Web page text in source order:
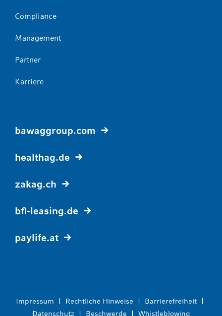
Compliance
Management
Partner
Karriere
bawaggroup.com
healthag.de
zakag.ch
bfl-leasing.de
paylife.at
Impressum | Rechtliche Hinweise | Barrierefreiheit |
Datenschutz
| Beschwerde | Whistleblowing